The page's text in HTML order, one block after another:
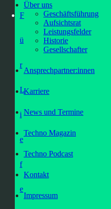
F
ü
r
L
i
e
f
e
Über uns
Geschäftsführung
Aufsichtsrat
Leistungsfelder
Historie
Gesellschafter
Ansprechpartner:innen
Karriere
News und Termine
Techno Magazin
Techno Podcast
Kontakt
Impressum